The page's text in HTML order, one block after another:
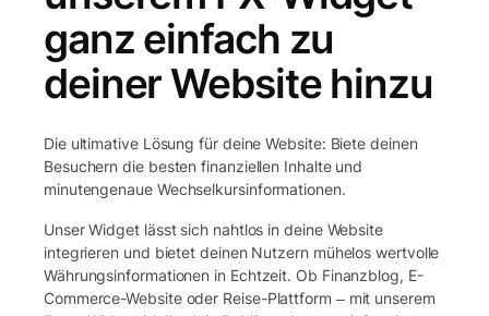
ganz einfach zu
deiner Website hinzu
Die ultimative Lösung für deine Website: Biete deinen
Besuchern die besten finanziellen Inhalte und
minutengenaue Wechselkursinformationen.
Unser Widget lässt sich nahtlos in deine Website
integrieren und bietet deinen Nutzern mühelos wertvolle
Währungsinformationen in Echtzeit. Ob Finanzblog, E-
Commerce-Website oder Reise-Plattform ‒ mit unserem